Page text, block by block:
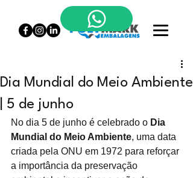
Dia Mundial do Meio Ambiente
| 5 de junho
No dia 5 de junho é celebrado o Dia
Mundial do Meio Ambiente, uma data
criada pela ONU em 1972 para reforçar
a importância da preservação